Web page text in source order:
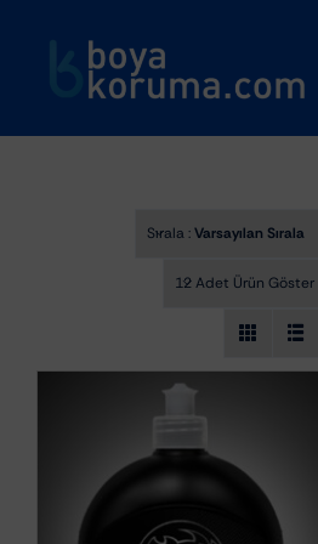
Sırala :Varsayılan Sıralama
12 Adet Ürün Göster